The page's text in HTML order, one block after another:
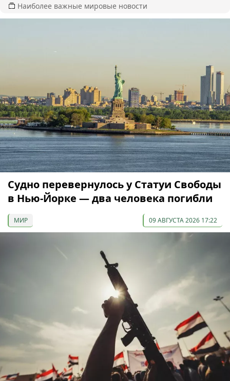
Наиболее важные мировые новости
Судно перевернулось у Статуи Свободы
в Нью-Йорке — два человека погибли
МИР 09 АВГУСТА 2026 17:22